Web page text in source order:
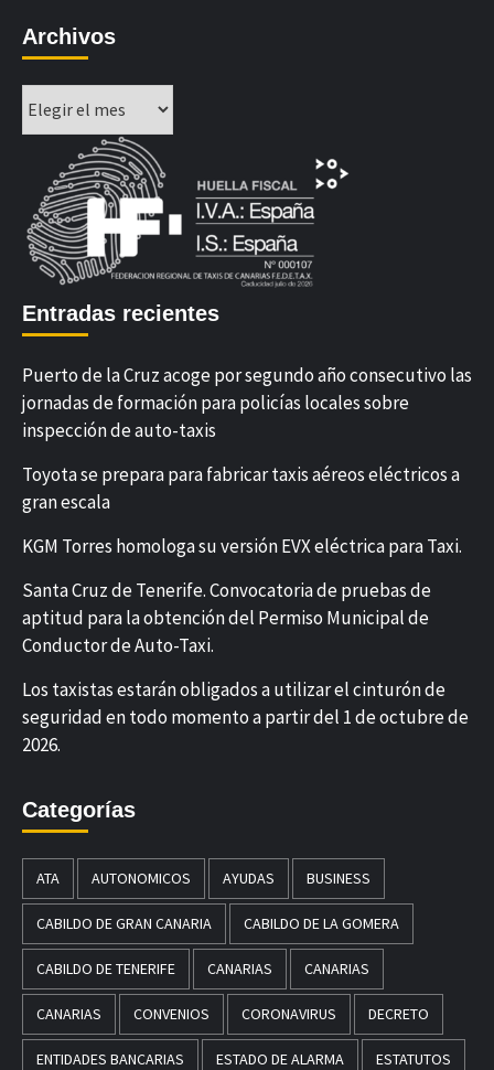
Archivos
Entradas recientes
Puerto de la Cruz acoge por segundo año consecutivo las
jornadas de formación para policías locales sobre
inspección de auto-taxis
Toyota se prepara para fabricar taxis aéreos eléctricos a
gran escala
KGM Torres homologa su versión EVX eléctrica para Taxi.
Santa Cruz de Tenerife. Convocatoria de pruebas de
aptitud para la obtención del Permiso Municipal de
Conductor de Auto-Taxi.
Los taxistas estarán obligados a utilizar el cinturón de
seguridad en todo momento a partir del 1 de octubre de
2026.
Categorías
ATA AUTONOMICOS AYUDAS BUSINESS
CABILDO DE GRAN CANARIA CABILDO DE LA GOMERA
CABILDO DE TENERIFE CANARIAS CANARIAS
CANARIAS CONVENIOS CORONAVIRUS DECRETO
ENTIDADES BANCARIAS ESTADO DE ALARMA ESTATUTOS